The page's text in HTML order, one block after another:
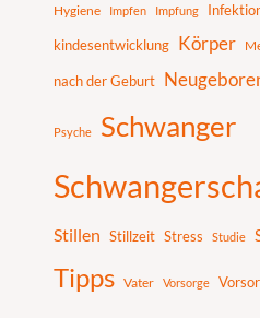
Hygiene Impfen Impfung
kindesentwicklung Körper
nach der Geburt
Psyche Schwanger
Stillen Stillzeit Stress Studie
Tipps Vater Vorsorge